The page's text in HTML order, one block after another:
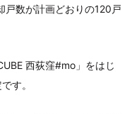
戸数が計画どおりの120戸
西荻窪#mo」をはじ
す。